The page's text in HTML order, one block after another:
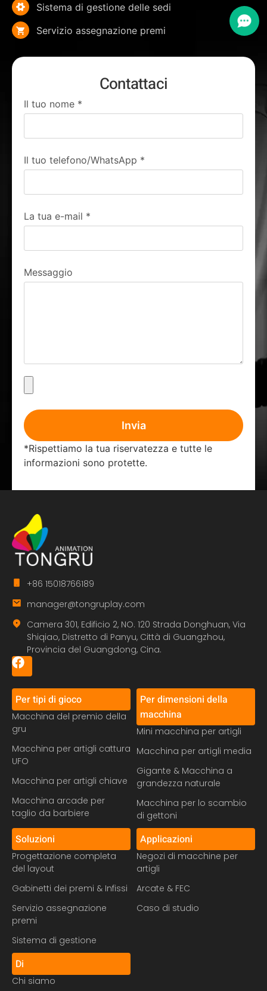
Sistema di gestione delle sedi
Servizio assegnazione premi
Contattaci
Il tuo nome *
Il tuo telefono/WhatsApp *
La tua e-mail *
Messaggio
Invia
*Rispettiamo la tua riservatezza e tutte le
informazioni sono protette.
+86 15018766189
manager@tongruplay.com
Camera 301, Edificio 2, NO. 120 Strada Donghuan, Via
Shiqiao, Distretto di Panyu, Città di Guangzhou,
Provincia del Guangdong, Cina.
Per tipi di gioco
Macchina del premio della
gru
Macchina per artigli cattura
UFO
Macchina per artigli chiave
Macchina arcade per
taglio da barbiere
Per dimensioni della
macchina
Mini macchina per artigli
Macchina per artigli media
Gigante & Macchina a
grandezza naturale
Macchina per lo scambio
di gettoni
Soluzioni
Progettazione completa
del layout
Gabinetti dei premi & Infissi
Servizio assegnazione
premi
Sistema di gestione
Applicazioni
Negozi di macchine per
artigli
Arcate & FEC
Caso di studio
Di
Chi siamo